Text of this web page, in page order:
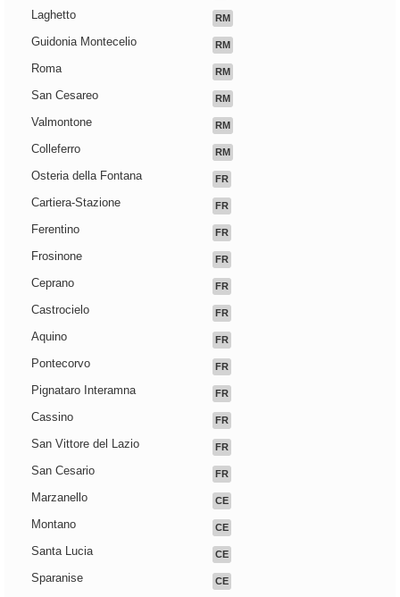
Laghetto RM
Guidonia Montecelio RM
Roma RM
San Cesareo RM
Valmontone RM
Colleferro RM
Osteria della Fontana FR
Cartiera-Stazione FR
Ferentino FR
Frosinone FR
Ceprano FR
Castrocielo FR
Aquino FR
Pontecorvo FR
Pignataro Interamna FR
Cassino FR
San Vittore del Lazio FR
San Cesario FR
Marzanello CE
Montano CE
Santa Lucia CE
Sparanise CE